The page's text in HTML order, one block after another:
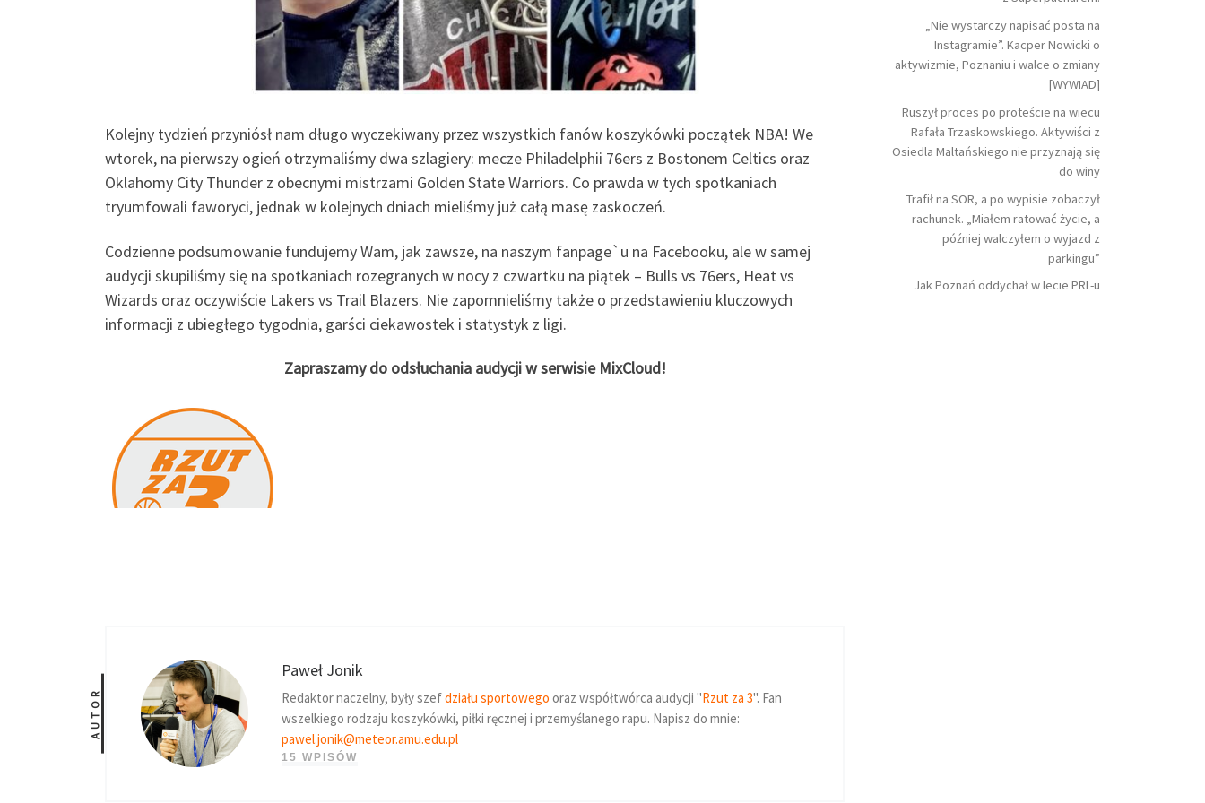
Kolejny tydzień przyniósł nam długo wyczekiwany przez wszystkich fanów koszykówki początek NBA! We
wtorek, na pierwszy ogień otrzymaliśmy dwa szlagiery: mecze Philadelphii 76ers z Bostonem Celtics oraz
Oklahomy City Thunder z obecnymi mistrzami Golden State Warriors. Co prawda w tych spotkaniach
tryumfowali faworyci, jednak w kolejnych dniach mieliśmy już całą masę zaskoczeń.
Codzienne podsumowanie fundujemy Wam, jak zawsze, na naszym fanpage`u na Facebooku, ale w samej
audycji skupiliśmy się na spotkaniach rozegranych w nocy z czwartku na piątek – Bulls vs 76ers, Heat vs
Wizards oraz oczywiście Lakers vs Trail Blazers. Nie zapomnieliśmy także o przedstawieniu kluczowych
informacji z ubiegłego tygodnia, garści ciekawostek i statystyk z ligi.
Zapraszamy do odsłuchania audycji w serwisie MixCloud!
AUTOR
Paweł Jonik
Redaktor naczelny, były szefdziału sportowego oraz współtwórca audycji "Rzut za 3". Fan
wszelkiego rodzaju koszykówki, piłki ręcznej i przemyślanego rapu. Napisz do mnie:
pawel.jonik@meteor.amu.edu.pl
15 WPISÓW
„Nie wystarczy napisać posta na
Instagramie”. Kacper Nowicki o
aktywizmie, Poznaniu i walce o zmiany
[WYWIAD]
Ruszył proces po proteście na wiecu
Rafała Trzaskowskiego. Aktywiści z
Osiedla Maltańskiego nie przyznają się
do winy
Trafił na SOR, a po wypisie zobaczył
rachunek. „Miałem ratować życie, a
później walczyłem o wyjazd z
parkingu”
Jak Poznań oddychał w lecie PRL-u